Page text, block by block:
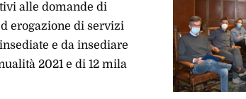
alle domande di
erogazione di servizi
e da insediare
2021 e di 12 mila